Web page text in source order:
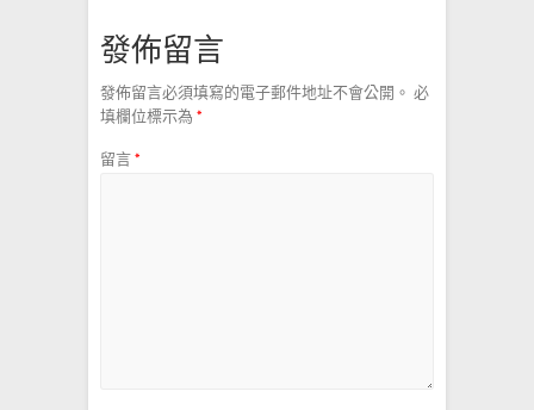
發佈留言
發佈留言必須填寫的電子郵件地址不會公開。 必
填欄位標示為 *
留言*